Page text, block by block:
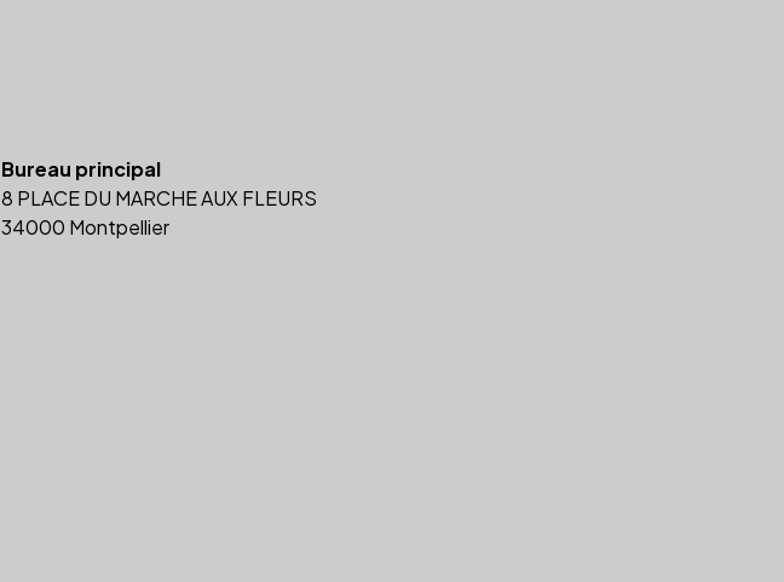
Bureau principal
8 PLACE DU MARCHE AUX FLEURS
34000 Montpellier